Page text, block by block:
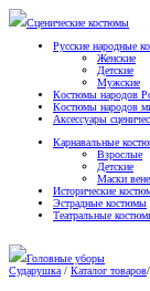
Сценические костюмы
Русские народные
Женские
Детские
Мужские
Костюмы народов
Костюмы народов
Аксессуары
Карнавальные
Взрослые
Детские
Маски
Исторические
Эстрадные костюмы
Театральные
Головные уборы
Сударушка / Каталог товаров/